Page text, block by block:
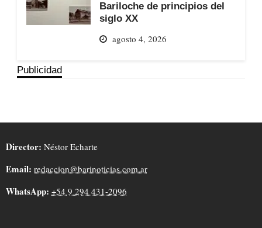
Bariloche de principios del
siglo XX
agosto 4, 2026
Publicidad
Director: Néstor Echarte
Email: redaccion@barinoticias.com.ar
WhatsApp: +54 9 294 431-2096